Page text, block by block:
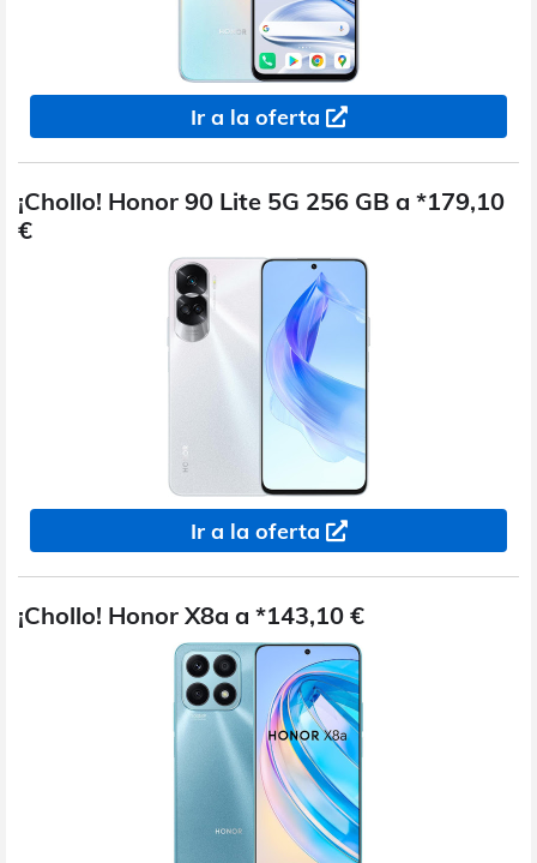
Ir a la oferta
¡Chollo! Honor 90 Lite 5G 256 GB a *179,10
€
Ir a la oferta
¡Chollo! Honor X8a a *143,10 €